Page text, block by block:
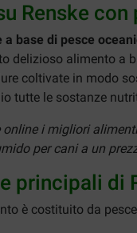
Renske
a base di pesce
delizioso alimento a
coltivate in modo
tutte le sostanze
online i migliori
per cani a un
principali di
è costituito da